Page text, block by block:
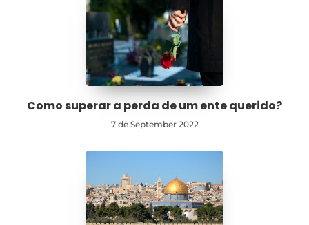
Como superar a perda de um ente querido?
7 de September 2022